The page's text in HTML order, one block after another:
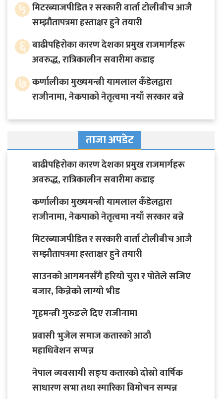
५ मिटरब्याजपीडित र सरकारी वार्ता टोलीबीच आजै
सम्झौतापत्रमा हस्ताक्षर हुने तयारी
६ बाढीपहिरोका कारण देशका प्रमुख राजमार्गहरू
अवरुद्ध, रात्रिकालीन सवारीमा कडाइ
७ कर्णालीका मुख्यमन्त्री यामलाल कँडेलद्वारा
राजीनामा, नेकपाको नेतृत्वमा नयाँ सरकार बन्ने
ताजा अपडेट
बाढीपहिरोका कारण देशका प्रमुख राजमार्गहरू
अवरुद्ध, रात्रिकालीन सवारीमा कडाइ
कर्णालीका मुख्यमन्त्री यामलाल कँडेलद्वारा
राजीनामा, नेकपाको नेतृत्वमा नयाँ सरकार बन्ने
मिटरब्याजपीडित र सरकारी वार्ता टोलीबीच आजै
सम्झौतापत्रमा हस्ताक्षर हुने तयारी
साउनको आगमनसँगै हरियो चुरा र पोतेले सजिए
बजार, किन्नेको लाग्यो भीड
गृहमन्त्री गुरुङले दिए राजीनामा
प्रवासी भुजेल समाज कतारको आठाै
महाधिवेशन सप्पन्न
नेपाल व्यवसायी सङ्घ कतारको दोस्रो वार्षिक
साधारण सभा तथा स्मारिका विमोचन सम्पन्न